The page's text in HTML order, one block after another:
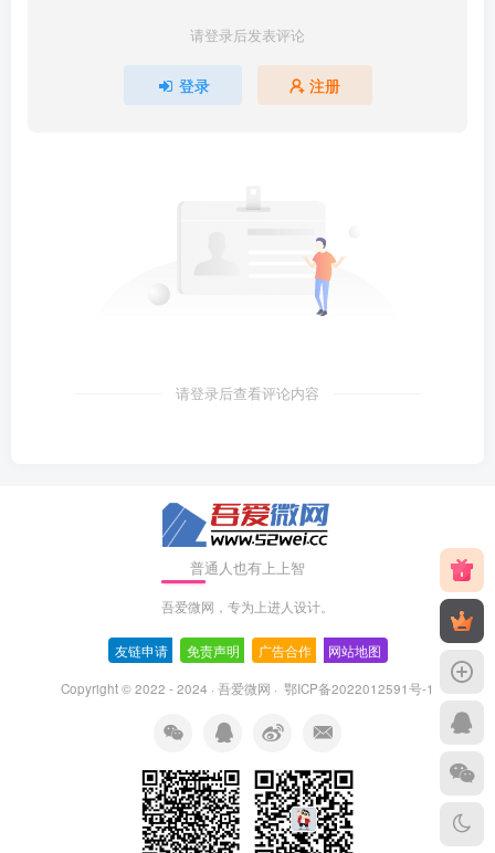
请登录后发表评论
登录 注册
请登录后查看评论内容
普通人也有上上智
吾爱微网，专为上进人设计。
友链申请 免责声明 广告合作 网站地图
Copyright © 2022 - 2024 · 吾爱微网 · 鄂ICP备2022012591号-1